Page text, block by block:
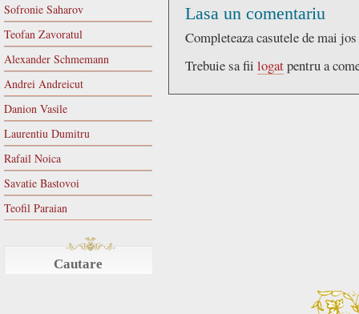
Sofronie Saharov
Teofan Zavoratul
Alexander Schmemann
Andrei Andreicut
Danion Vasile
Laurentiu Dumitru
Rafail Noica
Savatie Bastovoi
Teofil Paraian
Cautare
Lasa un comentariu
Completeaza casutele de mai
Trebuie sa fii logatpentru a